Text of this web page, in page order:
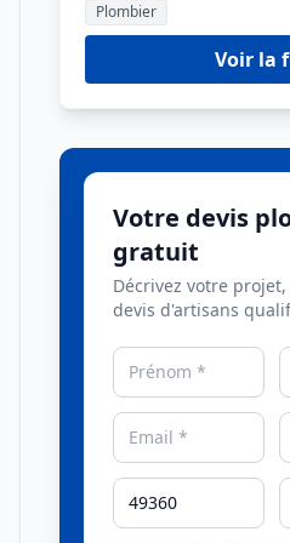
Plombier
Voir la
Votre devis
gratuit
Décrivez votre projet,
devis d'artisans